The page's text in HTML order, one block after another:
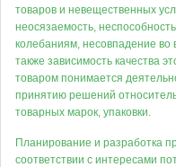
товаров и невещественных
неосязаемость,
колебаниям, несовпадение во
также зависимость качества
товаром понимается
принятию решений
товарных марок, упаковки.
Планирование и разработка
соответствии с интересами